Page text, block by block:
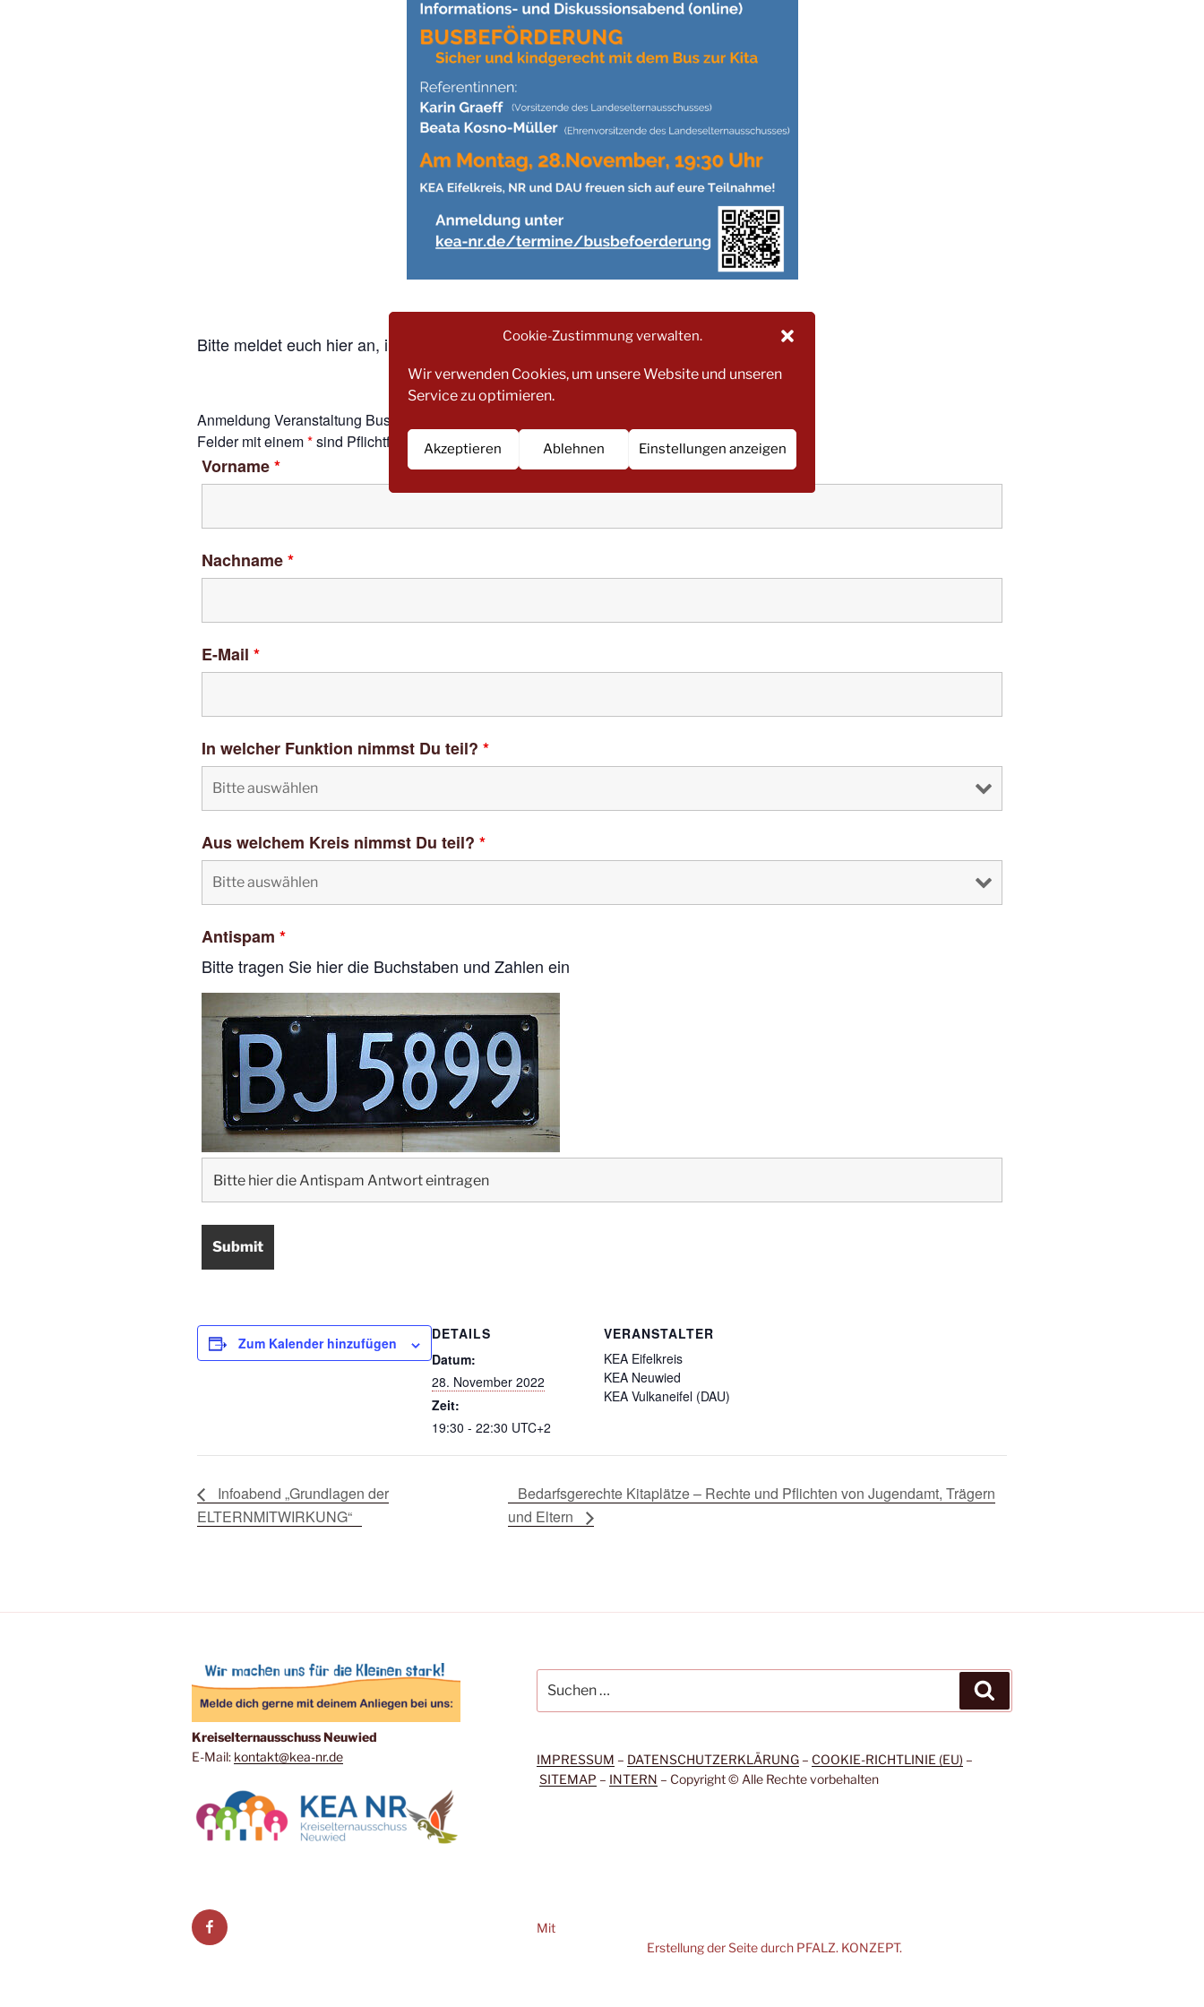
Cookie-Zustimmung verwalten.
Wir verwenden Cookies, um unsere Website und unseren
Service zu optimieren.
Akzeptieren Ablehnen Einstellungen anzeigen
Bitte meldet euch hier an, ihr erhaltet dann die Zugangsdaten per Mail:
Anmeldung Veranstaltung Busbeförderung
Felder mit einem*sind Pflichtfelder
Vorname*
Nachname*
E-Mail *
In welcher Funktion nimmst Du teil? *
Aus welchem Kreis nimmst Du teil? *
Antispam *
Bitte tragen Sie hier die Buchstaben und Zahlen ein
Zum Kalender hinzufügen
DETAILS
Datum:
28. November 2022
Zeit:
19:30 - 22:30 UTC+2
VERANSTALTER
KEA Eifelkreis
KEA Neuwied
KEA Vulkaneifel (DAU)
Infoabend „Grundlagen der
ELTERNMITWIRKUNG“
Bedarfsgerechte Kitaplätze – Rechte und Pflichten von Jugendamt, Trägern
und Eltern
Kreiselternausschuss Neuwied
E-Mail: kontakt@kea-nr.de
nach:
IMPRESSUM – DATENSCHUTZERKLÄRUNG– COOKIE-RICHTLINIE (EU) –
SITEMAP – INTERN – Copyright © Alle Rechte vorbehalten
Facebook
Mit
Erstellung der Seite durch PFALZ. KONZEPT.